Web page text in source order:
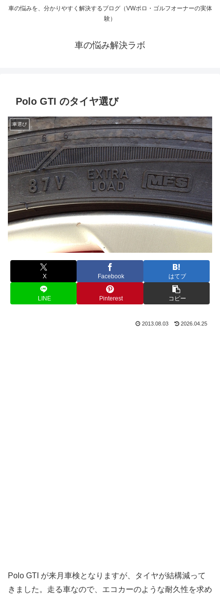
車の悩みを、分かりやすく解決するブログ（VWポロ・ゴルフオーナーの実体
験）
車の悩み解決ラボ
Polo GTI のタイヤ選び
車選び
X Facebook はてブ
LINE Pinterest コピー
2013.08.03 2026.04.25
Polo GTI が来月車検となりますが、タイヤが結構減って
きました。走る車なので、エコカーのような耐久性を求め